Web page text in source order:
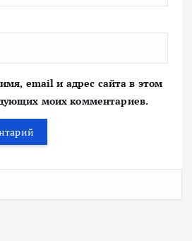
email и адрес сайта в этом
моих комментариев.